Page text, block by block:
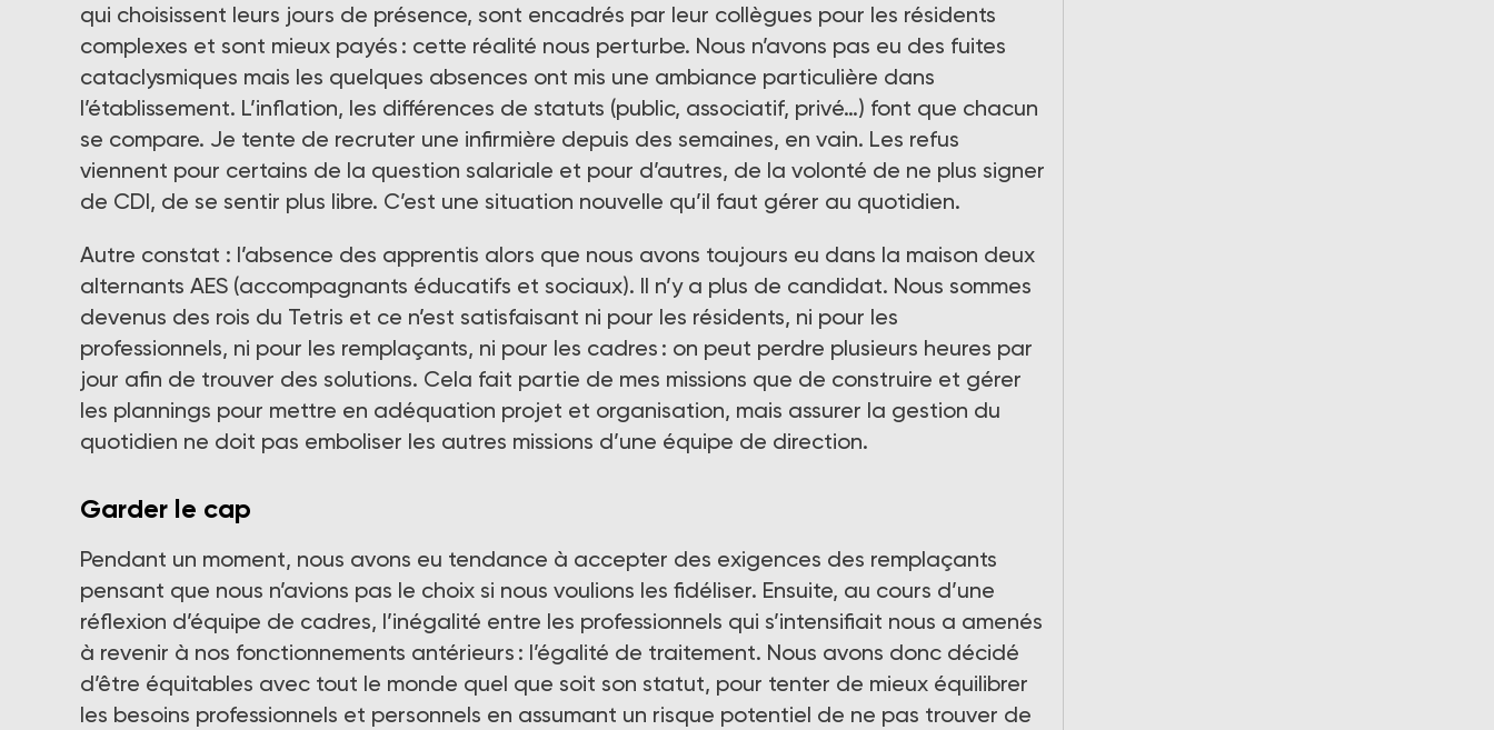
qui choisissent leurs jours de présence, sont encadrés par leur collègues pour les résidents
complexes et sont mieux payés : cette réalité nous perturbe. Nous n’avons pas eu des fuites
cataclysmiques mais les quelques absences ont mis une ambiance particulière dans
l’établissement. L’inflation, les différences de statuts (public, associatif, privé…) font que chacun
se compare. Je tente de recruter une infirmière depuis des semaines, en vain. Les refus
viennent pour certains de la question salariale et pour d’autres, de la volonté de ne plus signer
de CDI, de se sentir plus libre. C’est une situation nouvelle qu’il faut gérer au quotidien.
Autre constat : l’absence des apprentis alors que nous avons toujours eu dans la maison deux
alternants AES (accompagnants éducatifs et sociaux). Il n’y a plus de candidat. Nous sommes
devenus des rois du Tetris et ce n’est satisfaisant ni pour les résidents, ni pour les
professionnels, ni pour les remplaçants, ni pour les cadres : on peut perdre plusieurs heures par
jour afin de trouver des solutions. Cela fait partie de mes missions que de construire et gérer
les plannings pour mettre en adéquation projet et organisation, mais assurer la gestion du
quotidien ne doit pas emboliser les autres missions d’une équipe de direction.
Garder le cap
Pendant un moment, nous avons eu tendance à accepter des exigences des remplaçants
pensant que nous n’avions pas le choix si nous voulions les fidéliser. Ensuite, au cours d’une
réflexion d’équipe de cadres, l’inégalité entre les professionnels qui s’intensifiait nous a amenés
à revenir à nos fonctionnements antérieurs : l’égalité de traitement. Nous avons donc décidé
d’être équitables avec tout le monde quel que soit son statut, pour tenter de mieux équilibrer
les besoins professionnels et personnels en assumant un risque potentiel de ne pas trouver de